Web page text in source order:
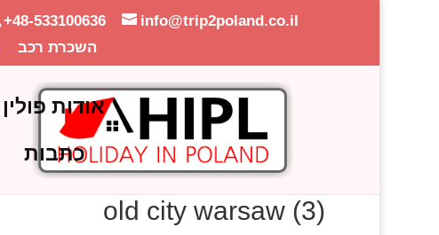
+48-533100636
info@trip2poland.co.il
השכרת רכב
אודות פולין
כתבות
old city warsaw (3)